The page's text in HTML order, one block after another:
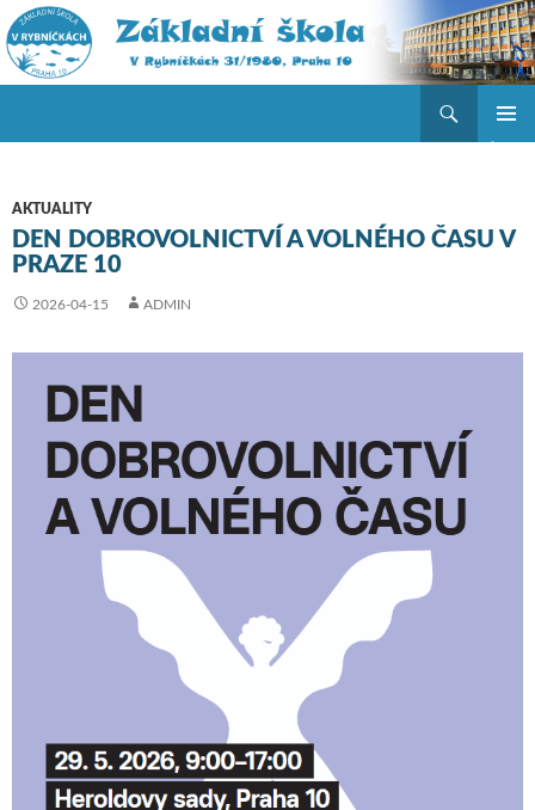
AKTUALITY
DEN DOBROVOLNICTVÍ A VOLNÉHO ČASU V
PRAZE 10
2026-04-15 ADMIN